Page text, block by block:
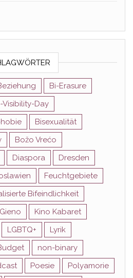
Bi-Erasure
Visibility-Day
Bisexualität
Božo Vrećo
Diaspora
Dresden
Feuchtgebiete
Bifeindlichkeit
Kino Kabaret
LGBTQ+
Lyrik
non-binary
Poesie
Polyamorie